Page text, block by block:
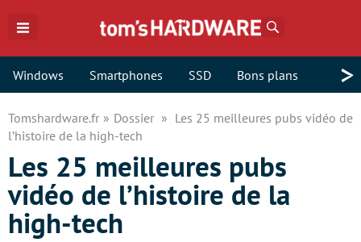
Windows Smartphones SSD Bons plans >
Tomshardware.fr Dossier
Les 25 meilleures pubs vidéo de
l’histoire de la high-tech
Les 25 meilleures pubs
vidéo de l’histoire de la
high-tech